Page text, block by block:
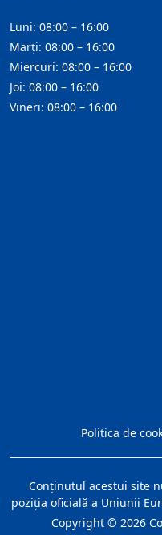
Luni: 08:00 – 16:00
Marți: 08:00 – 16:00
Miercuri: 08:00 – 16:00
Joi: 08:00 – 16:00
Vineri: 08:00 – 16:00
Politica de
Conţinutul acestui site
poziţia oficială a Uniunii
Copyright © 2026